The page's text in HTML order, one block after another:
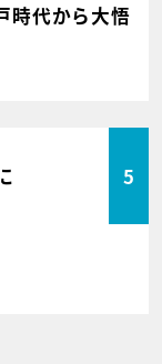
時代から大悟
5